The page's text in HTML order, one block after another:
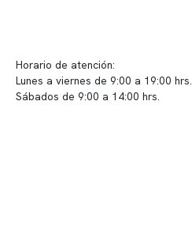
Horario de atención:
Lunes a viernes de 9:00 a 19:00 hrs.
Sábados de 9:00 a 14:00 hrs.